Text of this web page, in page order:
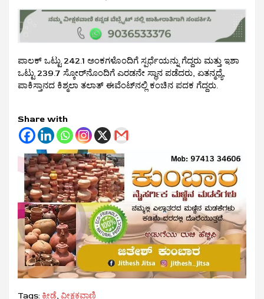
ಪಾಲಕ್ ಒಟ್ಟು 242.1 ಅಂಕಗಳೊಂದಿಗೆ ಸ್ಪರ್ಧೆಯನ್ನು ಗೆದ್ದರು ಮತ್ತು ಇಶಾ
ಒಟ್ಟು 239.7 ಸ್ಕೋರ್‌ನೊಂದಿಗೆ ಎರಡನೇ ಸ್ಥಾನ ಪಡೆದರು, ಏತನ್ಮಧ್ಯೆ,
ಪಾಕಿಸ್ತಾನದ ಕಿಶ್ಮಲಾ ತಲಾತ್ ಈವೆಂಟ್‌ನಲ್ಲಿ ಕಂಚಿನ ಪದಕ ಗೆದ್ದರು.
Share with
Tags: ಕ್ರೀಡೆ, ವೀಕ್ಷಕವಾಣಿ